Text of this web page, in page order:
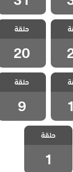
مسلسل الازقة
الخلفية مدبلج
الحلقة 20
حلقة
20
مسلسل الازقة
الخلفية مدبلج
الحلقة 9
حلقة
9
مسلسل الازقة
الخلفية مدبلج
الحلقة 1
حلقة
1